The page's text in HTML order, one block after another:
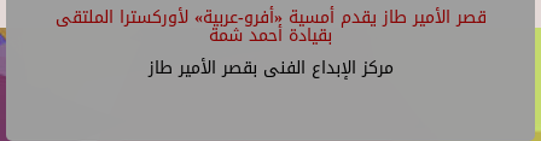
قصر الأمير طاز يقدم أمسية «أفرو-عربية» لأوركسترا الملتقى
بقيادة أحمد شمة
مركز الإبداع الفنى بقصر الأمير طاز